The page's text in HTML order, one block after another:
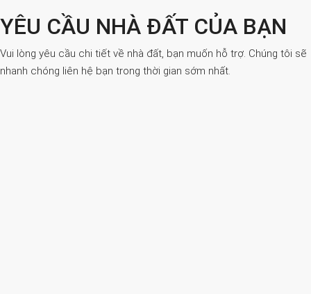
YÊU CẦU NHÀ ĐẤT CỦA BẠN
Vui lòng yêu cầu chi tiết về nhà đất, bạn muốn hỗ trợ. Chúng tôi sẽ
nhanh chóng liên hệ bạn trong thời gian sớm nhất.